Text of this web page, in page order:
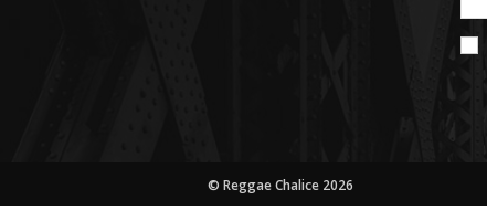
© Reggae Chalice 2026